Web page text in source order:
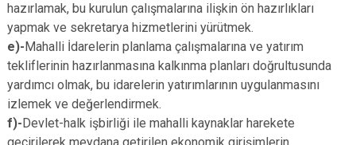
hazırlamak, bu kurulun çalışmalarına ilişkin ön hazırlıkları
yapmak ve sekretarya hizmetlerini yürütmek.
e)-Mahalli İdarelerin planlama çalışmalarına ve yatırım
tekliflerinin hazırlanmasına kalkınma planları doğrultusunda
yardımcı olmak, bu idarelerin yatırımlarının uygulanmasını
izlemek ve değerlendirmek.
f)-Devlet-halk işbirliği ile mahalli kaynaklar harekete